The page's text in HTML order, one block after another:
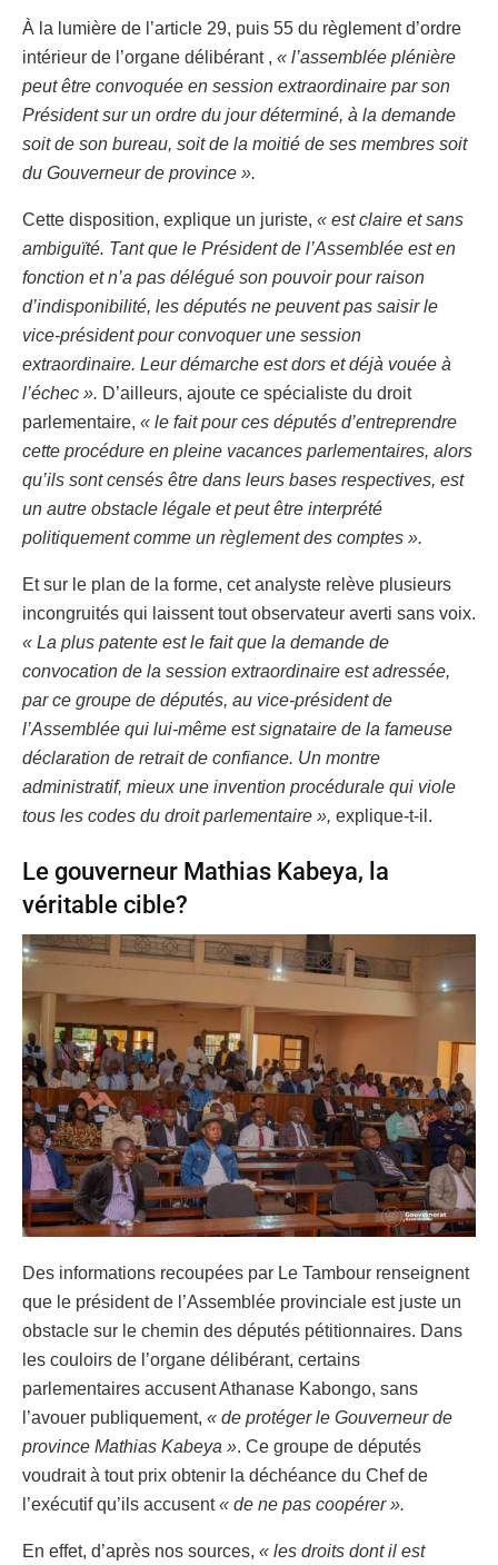
À la lumière de l’article 29, puis 55 du règlement d’ordre
intérieur de l’organe délibérant , « l’assemblée plénière
peut être convoquée en session extraordinaire par son
Président sur un ordre du jour déterminé, à la demande
soit de son bureau, soit de la moitié de ses membres soit
du Gouverneur de province ».
Cette disposition, explique un juriste, « est claire et sans
ambiguïté. Tant que le Président de l’Assemblée est en
fonction et n’a pas délégué son pouvoir pour raison
d’indisponibilité, les députés ne peuvent pas saisir le
vice-président pour convoquer une session
extraordinaire. Leur démarche est dors et déjà vouée à
l’échec ». D’ailleurs, ajoute ce spécialiste du droit
parlementaire, « le fait pour ces députés d’entreprendre
cette procédure en pleine vacances parlementaires, alors
qu’ils sont censés être dans leurs bases respectives, est
un autre obstacle légale et peut être interprété
politiquement comme un règlement des comptes ».
Et sur le plan de la forme, cet analyste relève plusieurs
incongruités qui laissent tout observateur averti sans voix.
« La plus patente est le fait que la demande de
convocation de la session extraordinaire est adressée,
par ce groupe de députés, au vice-président de
l’Assemblée qui lui-même est signataire de la fameuse
déclaration de retrait de confiance. Un montre
administratif, mieux une invention procédurale qui viole
tous les codes du droit parlementaire », explique-t-il.
Le gouverneur Mathias Kabeya, la
véritable cible?
Des informations recoupées par Le Tambour renseignent
que le président de l’Assemblée provinciale est juste un
obstacle sur le chemin des députés pétitionnaires. Dans
les couloirs de l’organe délibérant, certains
parlementaires accusent Athanase Kabongo, sans
l’avouer publiquement, « de protéger le Gouverneur de
province Mathias Kabeya ». Ce groupe de députés
voudrait à tout prix obtenir la déchéance du Chef de
l’exécutif qu’ils accusent« de ne pas coopérer ».
En effet, d’après nos sources, « les droits dont il est